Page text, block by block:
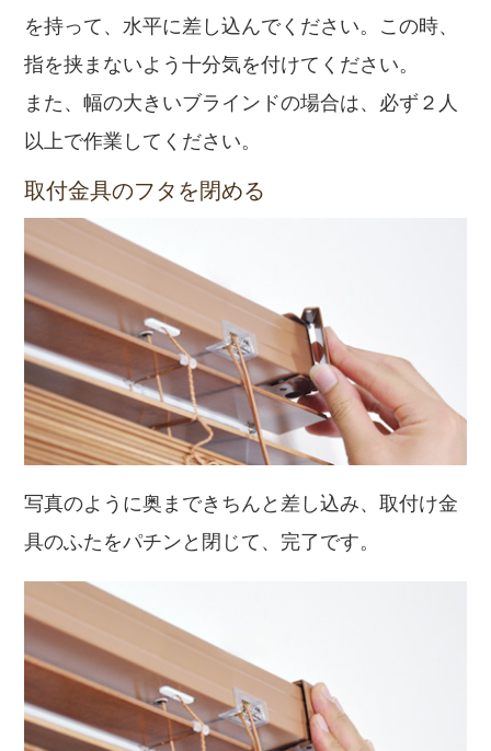
を持って、水平に差し込んでください。この時、
指を挟まないよう十分気を付けてください。
また、幅の大きいブラインドの場合は、必ず２人
以上で作業してください。
取付金具のフタを閉める
写真のように奥まできちんと差し込み、取付け金
具のふたをパチンと閉じて、完了です。